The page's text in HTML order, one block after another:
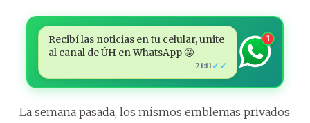
Recibí las noticias en tu celular, unite
al canal de ÚH en WhatsApp 🤩
21:11 ✓✓
1
La semana pasada, los mismos emblemas privados